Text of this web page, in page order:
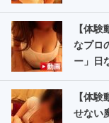
【体
なプロ
ー」日
【体
せない